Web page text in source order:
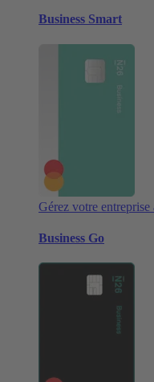
Business Smart
Gérez votre
Business Go